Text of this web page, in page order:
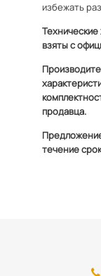
избежать
Технические
взяты с
продавца.
течение